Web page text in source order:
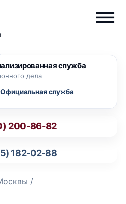
200-86-82
182-02-88
служба
дела
/